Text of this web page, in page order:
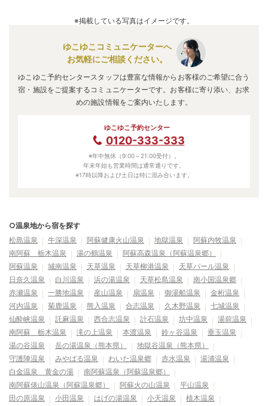
痛、婦人病、高血圧などと言われています。
※掲載している写真はイメージです。
ゆこゆこコミュニケーターへ
お気軽にご相談ください。
ゆこゆこ予約センタースタッフは豊富な情報からお客様のご希望に合う
宿・施設をご提案するコミュニケーターです。お客様に寄り添い、お求
めの施設情報をご案内いたします。
ゆこゆこ予約センター
0120-333-333
※年中無休（9:00～21:00受付）。
年末年始も営業時間は通常通りです。
※17時以降および土日は特に混み合います。
○温泉地から宿を探す
松島温泉
牛深温泉 阿蘇健康火山温泉 地獄温泉
阿蘇内牧温泉
南阿蘇 栃木温泉
湯の鶴温泉
阿蘇高森温泉（阿蘇温泉郷）
阿蘇温泉
城南温泉 天草温泉 天草柳港温泉
天草パール温泉
日奈久温泉
白川温泉 浜の湯温泉 天草松島温泉
南小国温泉郷
赤瀬温泉
一勝地温泉 産山温泉 扇温泉 御湯船温泉
金桁温泉
河内温泉
菊鹿温泉 熊入温泉 合志温泉 久木野温泉
七城温泉
仙酔峡温泉
託麻温泉 西合志温泉 計石温泉 坊中温泉
湯前温泉
南阿蘇 栃木温泉
滝の上温泉 本渡温泉 鈴ヶ谷温泉
垂玉温泉
湯の谷温泉
岳の湯温泉（熊本県）
地獄谷温泉（熊本県）
守護陣温泉
みやばる温泉 わいた温泉郷 赤水温泉
湯浦温泉
白金温泉 黄金の湯
南阿蘇温泉（阿蘇温泉郷）
南阿蘇俵山温泉（阿蘇温泉郷）
阿蘇火の山温泉
平山温泉
田の原温泉
小田温泉 はげの湯温泉 小天温泉
植木温泉